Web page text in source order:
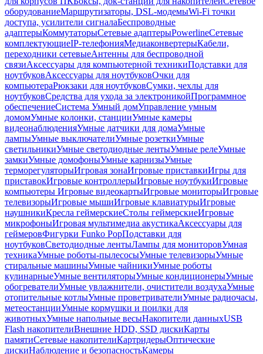
оборудованиеМаршрутизаторы, DSL-модемыWi-Fi точки
доступа, усилители сигналаБеспроводные
адаптерыКоммутаторыСетевые адаптерыPowerlineСетевые
комплектующиеIP-телефонияМедиаконвертерыКабели,
переходники сетевыеАнтенны для беспроводной
связиАксессуары для компьютерной техникиПодставки для
ноутбуковАксессуары для ноутбуковОчки для
компьютераРюкзаки для ноутбуковСумки, чехлы для
ноутбуковСредства для ухода за электроникойПрограммное
обеспечениеСистема Умный домУправление умным
домомУмные колонки, станцииУмные камеры
видеонаблюденияУмные датчики для домаУмные
лампыУмные выключателиУмные розеткиУмные
светильникиУмные светодиодные лентыУмные релеУмные
замкиУмные домофоныУмные карнизыУмные
терморегуляторыИгровая зонаИгровые приставкиИгры для
приставокИгровые контроллерыИгровые ноутбукиИгровые
компьютеры Игровые видеокартыИгровые мониторыИгровые
телевизорыИгровые мышиИгровые клавиатурыИгровые
наушникиКресла геймерскиеСтолы геймерскиеИгровые
микрофоныИгровая мультимедиа акустикаАксессуары для
геймеровФигурки Funko PopПодставки для
ноутбуковСветодиодные лентыЛампы для мониторовУмная
техникаУмные роботы-пылесосыУмные телевизорыУмные
стиральные машиныУмные чайникиУмные роботы
кулинарныеУмные вентиляторыУмные кондиционерыУмные
обогревателиУмные увлажнители, очистители воздухаУмные
отопительные котлыУмные проветривателиУмные радиочасы,
метеостанцииУмные кормушки и поилки для
животныхУмные напольные весыНакопители данныхUSB
Flash накопителиВнешние HDD, SSD дискиКарты
памятиСетевые накопителиКартридерыОптические
дискиНаблюдение и безопасностьКамеры